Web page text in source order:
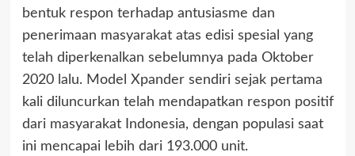
bentuk respon terhadap antusiasme dan
penerimaan masyarakat atas edisi spesial yang
telah diperkenalkan sebelumnya pada Oktober
2020 lalu. Model Xpander sendiri sejak pertama
kali diluncurkan telah mendapatkan respon positif
dari masyarakat Indonesia, dengan populasi saat
ini mencapai lebih dari 193.000 unit.